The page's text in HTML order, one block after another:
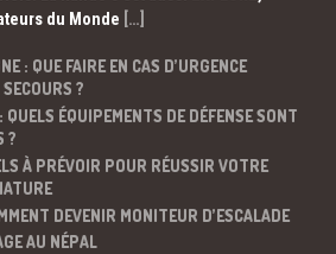
du Monde […]
: QUE FAIRE EN CAS D’URGENCE
?
ÉQUIPEMENTS DE DÉFENSE SONT
?
À PRÉVOIR POUR RÉUSSIR VOTRE
DEVENIR MONITEUR D’ESCALADE
AU NÉPAL